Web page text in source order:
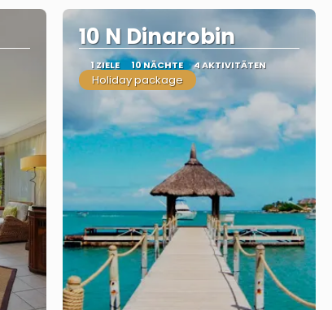
10 N Dinarobin
1 ZIELE 10 NÄCHTE 4 AKTIVITÄTEN
Holiday package